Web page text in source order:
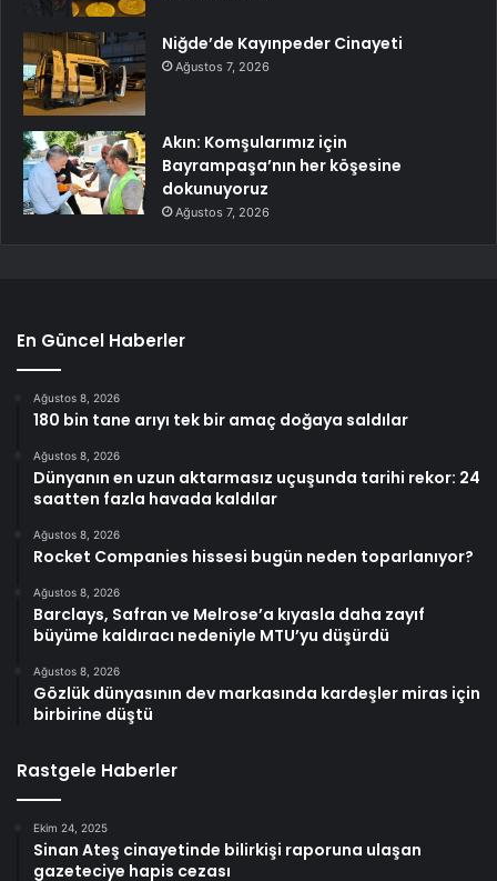
Niğde’de Kayınpeder Cinayeti
Ağustos 7, 2026
Akın: Komşularımız için
Bayrampaşa’nın her köşesine
dokunuyoruz
Ağustos 7, 2026
En Güncel Haberler
Ağustos 8, 2026
180 bin tane arıyı tek bir amaç doğaya saldılar
Ağustos 8, 2026
Dünyanın en uzun aktarmasız uçuşunda tarihi rekor: 24
saatten fazla havada kaldılar
Ağustos 8, 2026
Rocket Companies hissesi bugün neden toparlanıyor?
Ağustos 8, 2026
Barclays, Safran ve Melrose’a kıyasla daha zayıf
büyüme kaldıracı nedeniyle MTU’yu düşürdü
Ağustos 8, 2026
Gözlük dünyasının dev markasında kardeşler miras için
birbirine düştü
Rastgele Haberler
Ekim 24, 2025
Sinan Ateş cinayetinde bilirkişi raporuna ulaşan
gazeteciye hapis cezası